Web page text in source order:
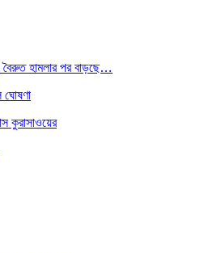
বৈরুত হামলার পর বাড়ছে…
ঘোষণা
কুরাসাওয়ের